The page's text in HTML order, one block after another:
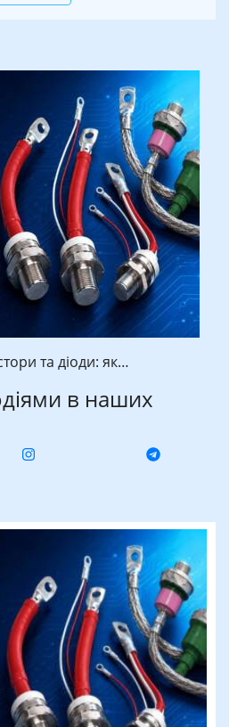
та діоди: як…
в наших